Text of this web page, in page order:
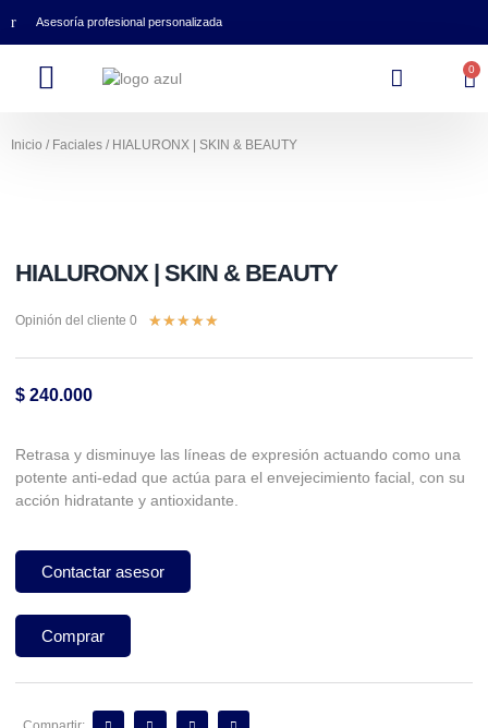
Asesoría profesional personalizada
0
Inicio / Faciales / HIALURONX | SKIN & BEAUTY
HIALURONX | SKIN & BEAUTY
Opinión del cliente 0 ★★★★★
$ 240.000
Retrasa y disminuye las líneas de expresión actuando como una
potente anti-edad que actúa para el envejecimiento facial, con su
acción hidratante y antioxidante.
Contactar asesor
Comprar